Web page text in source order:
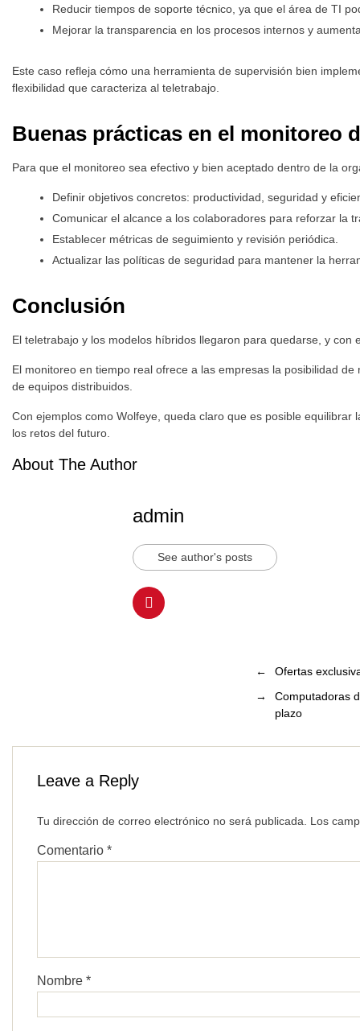
Reducir tiempos de soporte técnico, ya que el área de TI
Mejorar la transparencia en los procesos internos y
Este caso refleja cómo una herramienta de supervisión bien
flexibilidad que caracteriza al teletrabajo.
Buenas prácticas en el monitoreo
Para que el monitoreo sea efectivo y bien aceptado dentro de la
Definir objetivos concretos: productividad, seguridad y
Comunicar el alcance a los colaboradores para reforzar la
Establecer métricas de seguimiento y revisión periódica.
Actualizar las políticas de seguridad para mantener la
Conclusión
El teletrabajo y los modelos híbridos llegaron para quedarse, y con
El monitoreo en tiempo real ofrece a las empresas la posibilidad
de equipos distribuidos.
Con ejemplos como Wolfeye, queda claro que es posible equilibrar
los retos del futuro.
About The Author
admin
See author's posts
←
Ofertas
→
Computadoras
plazo
Leave a Reply
Tu dirección de correo electrónico no será publicada. Los
Comentario *
Nombre *